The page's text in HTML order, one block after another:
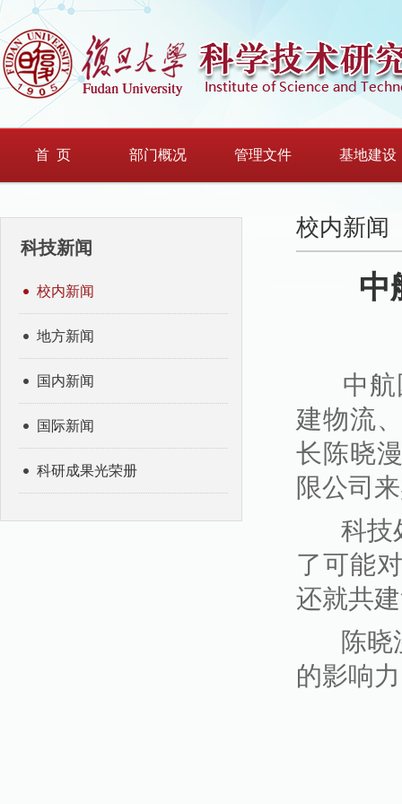
首 页 部门概况 管理文件 基地建设
科技新闻
校内新闻
地方新闻
国内新闻
国际新闻
科研成果光荣册
校内新闻
中
中航国
建物流
长陈晓
限公司
科技处
了可能
还就共
陈晓漫
的影响